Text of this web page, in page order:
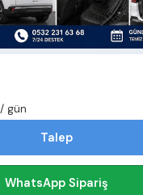
/ gün
Talep
WhatsApp Sipariş